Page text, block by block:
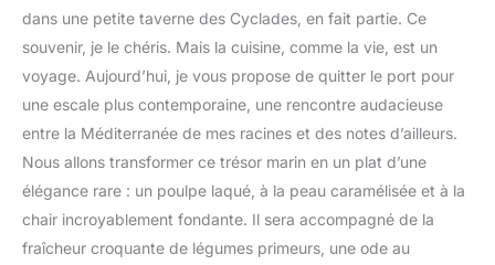
dans une petite taverne des Cyclades, en fait partie. Ce
souvenir, je le chéris. Mais la cuisine, comme la vie, est un
voyage. Aujourd’hui, je vous propose de quitter le port pour
une escale plus contemporaine, une rencontre audacieuse
entre la Méditerranée de mes racines et des notes d’ailleurs.
Nous allons transformer ce trésor marin en un plat d’une
élégance rare : un poulpe laqué, à la peau caramélisée et à la
chair incroyablement fondante. Il sera accompagné de la
fraîcheur croquante de légumes primeurs, une ode au